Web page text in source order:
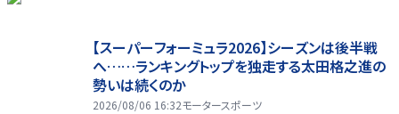
【スーパーフォーミュラ2026】シーズンは後半戦
へ……ランキングトップを独走する太田格之進の
勢いは続くのか
2026/08/06 16:32モータースポーツ